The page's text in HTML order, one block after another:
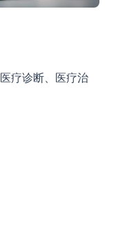
疗诊断、医疗治